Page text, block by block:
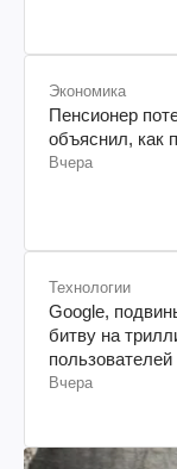
Экономика
Пенсионер
объяснил, как
Вчера
Технологии
Google,
битву на
пользователей
Вчера